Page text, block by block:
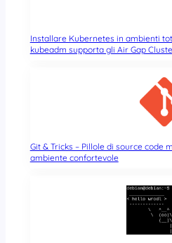
Installare Kubernetes in ambienti
kubeadm supporta gli Air Gap
Git & Tricks – Pillole di source code
ambiente confortevole